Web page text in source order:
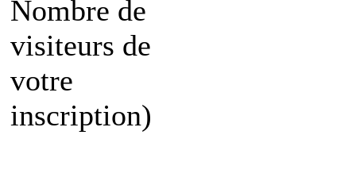
Nombre de
visiteurs de
votre
inscription)